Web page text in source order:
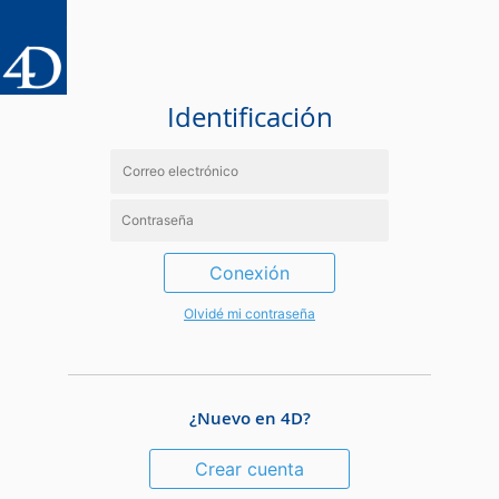
Identificación
Conexión
Olvidé mi contraseña
¿Nuevo en 4D?
Crear cuenta